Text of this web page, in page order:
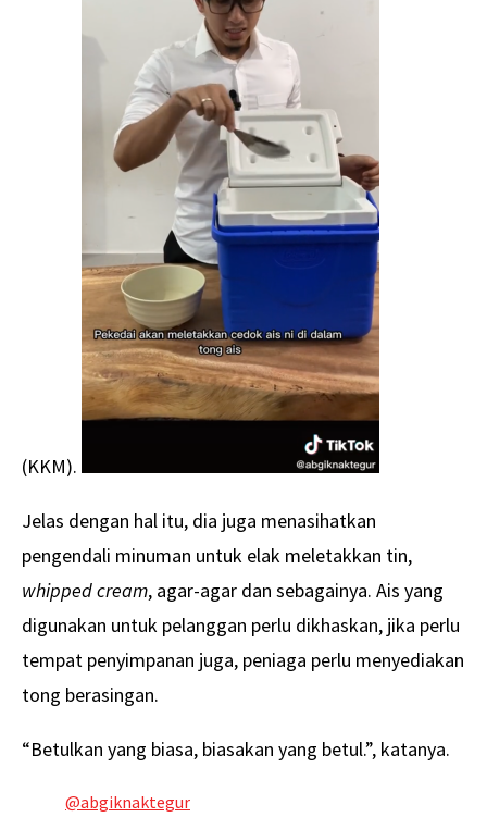
(KKM).
Jelas dengan hal itu, dia juga menasihatkan
pengendali minuman untuk elak meletakkan tin,
whipped cream, agar-agar dan sebagainya. Ais yang
digunakan untuk pelanggan perlu dikhaskan, jika perlu
tempat penyimpanan juga, peniaga perlu menyediakan
tong berasingan.
“Betulkan yang biasa, biasakan yang betul.”, katanya.
@abgiknaktegur